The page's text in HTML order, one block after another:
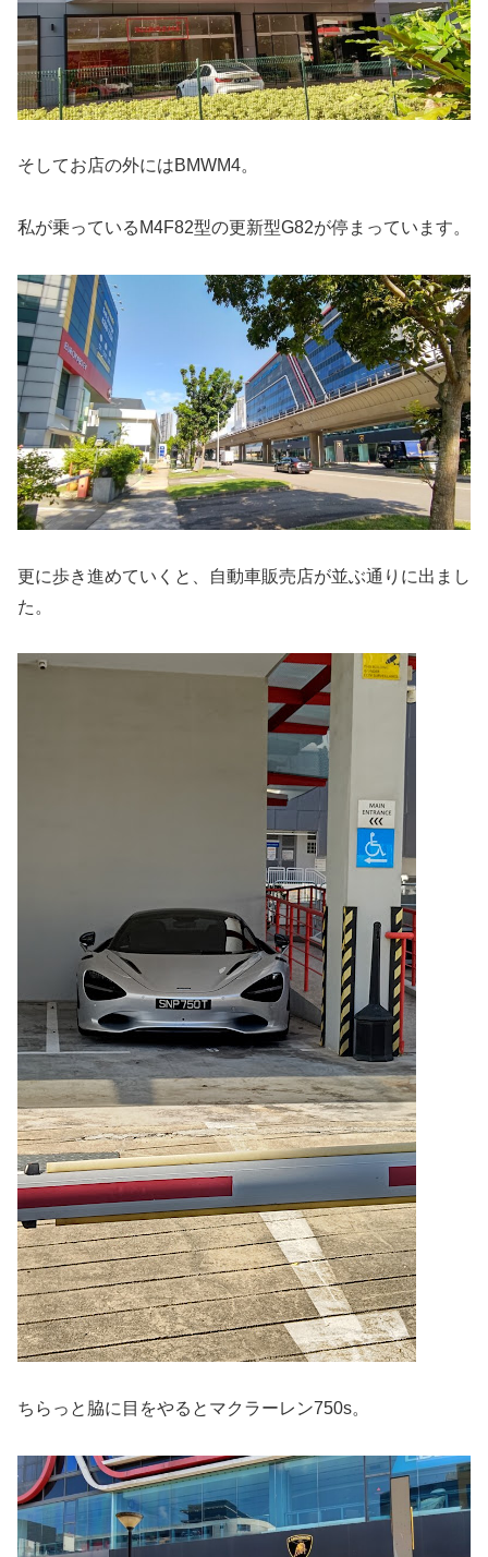
そしてお店の外にはBMWM4。
私が乗っているM4F82型の更新型G82が停まっています。
更に歩き進めていくと、自動車販売店が並ぶ通りに出まし
た。
ちらっと脇に目をやるとマクラーレン750s。